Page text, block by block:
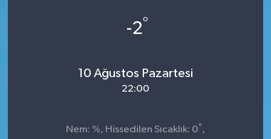
-2°
10 Ağustos Pazartesi
22:00
Nem: %, Hissedilen Sıcaklık: 0° ,
Türkiye